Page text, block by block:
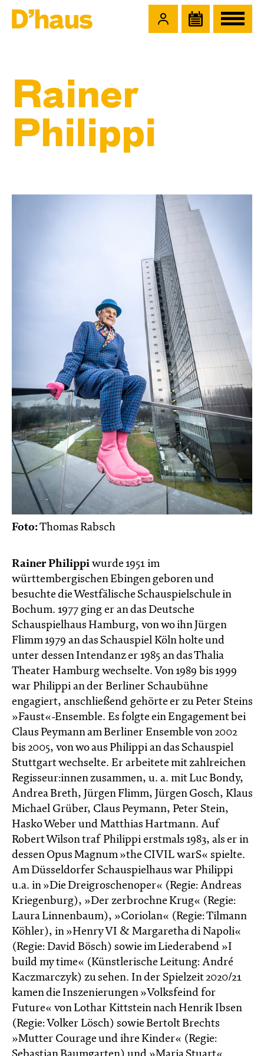
Rainer
Philippi
Foto:Thomas Rabsch
Rainer Philippi wurde 1951 im
württembergischen Ebingen geboren und
besuchte die Westfälische Schauspielschule in
Bochum. 1977 ging er an das Deutsche
Schauspielhaus Hamburg, von wo ihn Jürgen
Flimm 1979 an das Schauspiel Köln holte und
unter dessen Intendanz er 1985 an das Thalia
Theater Hamburg wechselte. Von 1989 bis 1999
war Philippi an der Berliner Schaubühne
engagiert, anschließend gehörte er zu Peter Steins
»Faust«-Ensemble. Es folgte ein Engagement bei
Claus Peymann am Berliner Ensemble von 2002
bis 2005, von wo aus Philippi an das Schauspiel
Stuttgart wechselte. Er arbeitete mit zahlreichen
Regisseur:innen zusammen, u. a. mit Luc Bondy,
Andrea Breth, Jürgen Flimm, Jürgen Gosch, Klaus
Michael Grüber, Claus Peymann, Peter Stein,
Hasko Weber und Matthias Hartmann. Auf
Robert Wilson traf Philippi erstmals 1983, als er in
dessen Opus Magnum »the CIVIL warS« spielte.
Am Düsseldorfer Schauspielhaus war Philippi
u.a. in »Die Dreigroschenoper« (Regie: Andreas
Kriegenburg), »Der zerbrochne Krug« (Regie:
Laura Linnenbaum), »Coriolan« (Regie: Tilmann
Köhler), in »Henry VI & Margaretha di Napoli«
(Regie: David Bösch) sowie im Liederabend »I
build my time« (Künstlerische Leitung: André
Kaczmarczyk) zu sehen. In der Spielzeit 2020/21
kamen die Inszenierungen »Volksfeind for
Future« von Lothar Kittstein nach Henrik Ibsen
(Regie: Volker Lösch) sowie Bertolt Brechts
»Mutter Courage und ihre Kinder« (Regie: